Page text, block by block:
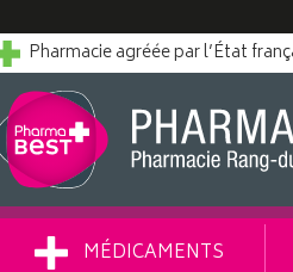
Pharmacie agréée par l’État
MÉDICAMENTS